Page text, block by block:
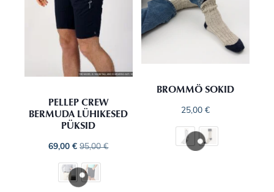
PELLEP CREW
BERMUDA LÜHIKESED
PÜKSID
69,00€ 95,00€
BROMMÖ SOKID
25,00€